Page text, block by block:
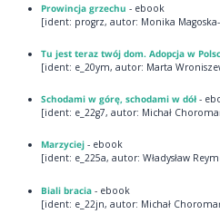
Prowincja grzechu - ebook
[ident: progrz, autor: Monika
Tu jest teraz twój dom. Adopcja w
[ident: e_20ym, autor: Marta
Schodami w górę, schodami w dół -
[ident: e_22g7, autor: Michał
Marzyciej - ebook
[ident: e_225a, autor: Władysław
Biali bracia- ebook
[ident: e_22jn, autor: Michał